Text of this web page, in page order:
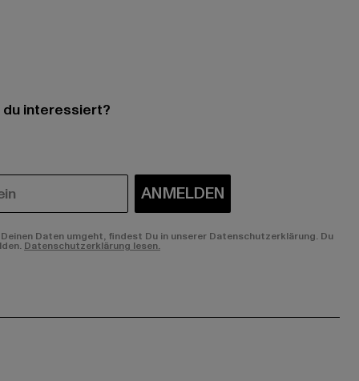
interessiert?
ANMELDEN
Daten umgeht, findest Du in unserer Datenschutzerklärung. Du
Datenschutzerklärung lesen.